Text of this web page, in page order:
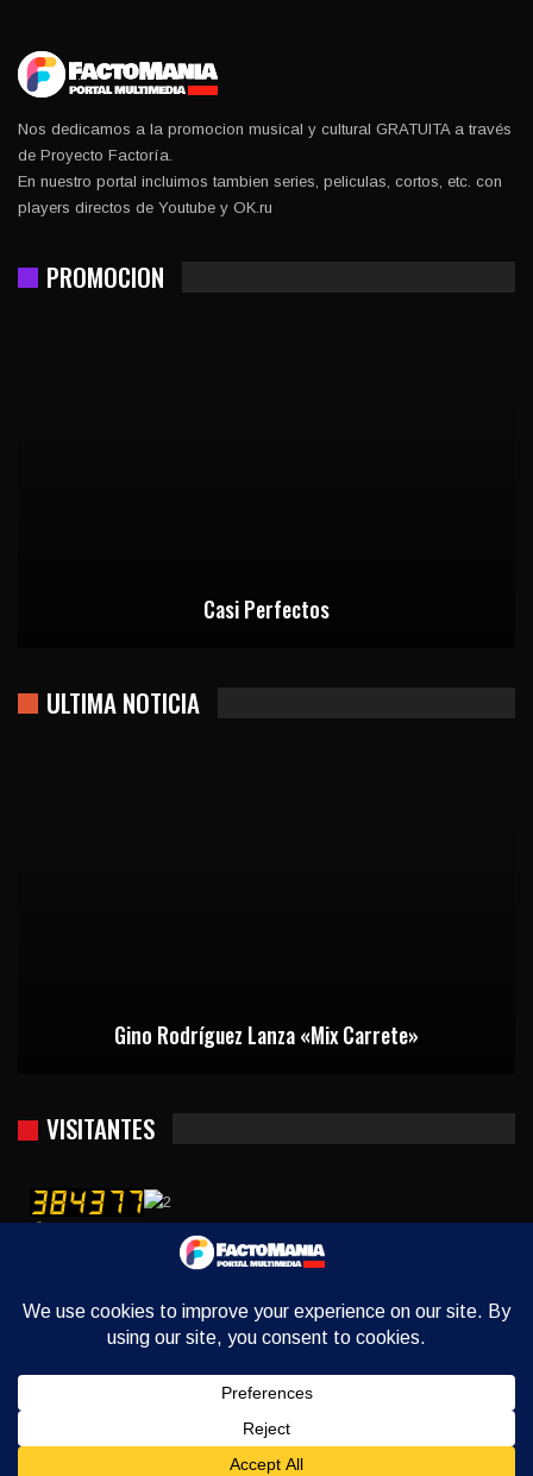
Nos dedicamos a la promocion musical y cultural GRATUITA a través
de Proyecto Factoría.
En nuestro portal incluimos tambien series, peliculas, cortos, etc. con
players directos de Youtube y OK.ru
PROMOCION
Casi Perfectos
ULTIMA NOTICIA
Gino Rodríguez Lanza «Mix Carrete»
VISITANTES
Usuarios ayer : 2384
Este año : 379156
Quién está contectado : 18
© 2026 - Factomania. All Rights Reserved.